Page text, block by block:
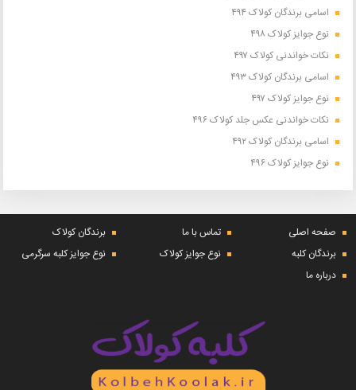
اسامی برندگان کولاک ۴۹۴
نوع جوایز کولاک ۴۹۸
نکات خواندنی کولاک ۴۹۷
اسامی برندگان کولاک ۴۹۳
نوع جوایز کولاک ۴۹۷
نکات خواندنی عکس جلد کولاک ۴۹۶
اسامی برندگان کولاک ۴۹۲
نوع جوایز کولاک ۴۹۶
صفحه اصلی تماس با ما
برندگان کولاک
برندگان کلبه
نوع جوایز کولاک
نوع جوایز کلبه سرگرمی
درباره ما